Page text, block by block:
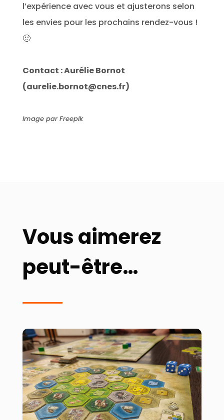
l’expérience avec vous et ajusterons selon
les envies pour les prochains rendez-vous !
🙂
Contact : Aurélie Bornot
(aurelie.bornot@cnes.fr)
Image par Freepik
Vous aimerez
peut-être…